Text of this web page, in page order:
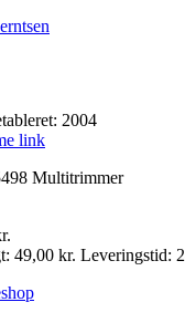
2004
link
Multitrimmer
49,00 kr. Leveringstid: